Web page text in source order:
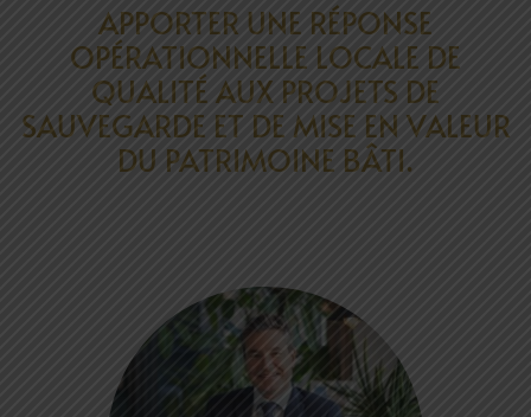
APPORTER UNE RÉPONSE
OPÉRATIONNELLE LOCALE DE
QUALITÉ AUX PROJETS DE
SAUVEGARDE ET DE MISE EN VALEUR
DU PATRIMOINE BÂTI.